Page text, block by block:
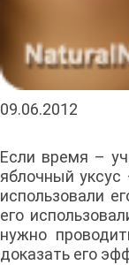
09.06.2012
Если время –
яблочный
использовали
его
нужно
доказать его